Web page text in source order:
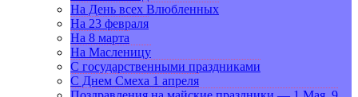
На День всех Влюбленных
На 23 февраля
На 8 марта
На Масленицу
С государственными праздниками
С Днем Смеха 1 апреля